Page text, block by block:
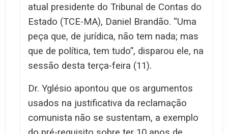
atual presidente do Tribunal de Contas do
Estado (TCE-MA), Daniel Brandão. “Uma
peça que, de jurídica, não tem nada; mas
que de política, tem tudo”, disparou ele, na
sessão desta terça-feira (11).
Dr. Yglésio apontou que os argumentos
usados na justificativa da reclamação
comunista não se sustentam, a exemplo